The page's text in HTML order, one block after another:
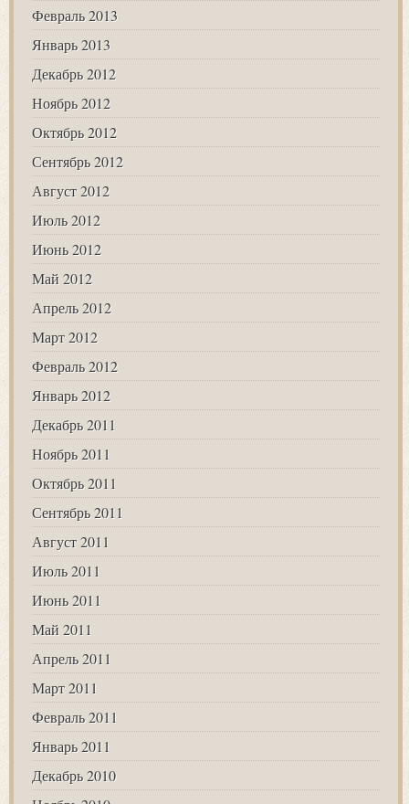
Февраль 2013
Январь 2013
Декабрь 2012
Ноябрь 2012
Октябрь 2012
Сентябрь 2012
Август 2012
Июль 2012
Июнь 2012
Май 2012
Апрель 2012
Март 2012
Февраль 2012
Январь 2012
Декабрь 2011
Ноябрь 2011
Октябрь 2011
Сентябрь 2011
Август 2011
Июль 2011
Июнь 2011
Май 2011
Апрель 2011
Март 2011
Февраль 2011
Январь 2011
Декабрь 2010